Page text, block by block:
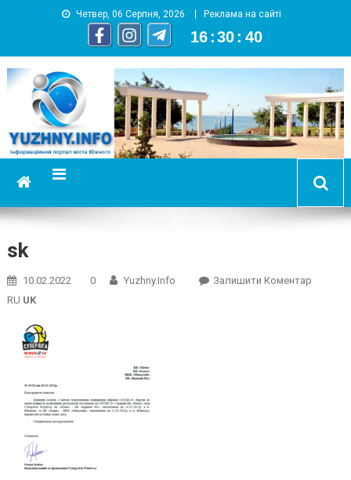
Четвер, 06 Серпня, 2026 Реклама на сайті
16 :30 : 41
YUZHNY.INFO
информационный портал города Южный
sk
10.02.2022 0 Yuzhny.info Залишити КоментарOn
RU UK